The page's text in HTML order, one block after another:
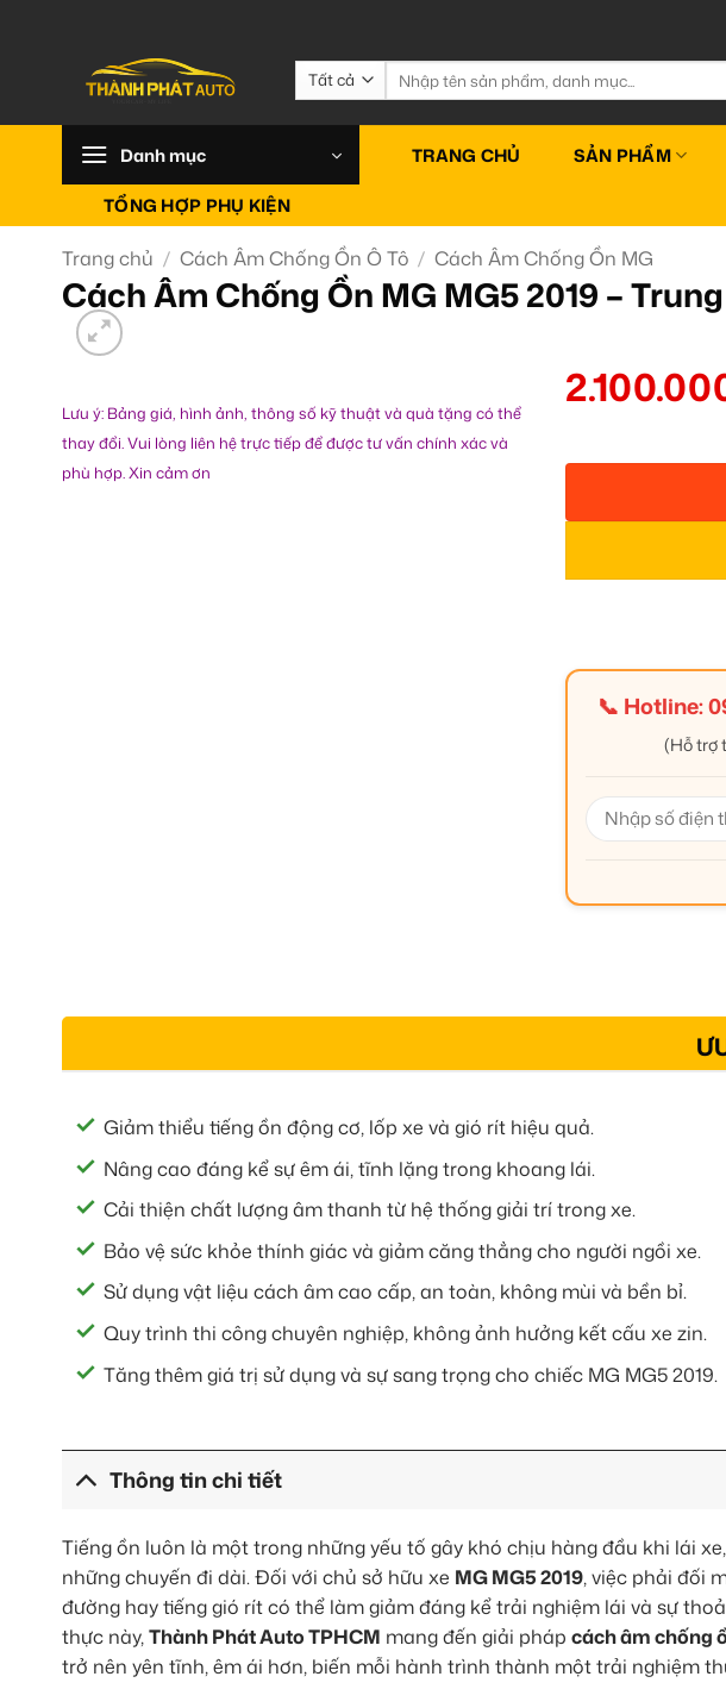
Tìm
kiếm:
Danh mục TRANG CHỦ SẢN PHẨM
TỔNG HỢP PHỤ KIỆN
Trang chủ / Cách Âm Chống Ồn Ô Tô / Cách Âm Chống Ồn MG
Cách Âm Chống Ồn MG MG5 2019 –
Lưu ý: Bảng giá, hình ảnh, thông số kỹ thuật và quà tặng có thể
thay đổi. Vui lòng liên hệ trực tiếp để được tư vấn chính xác và
phù hợp. Xin cảm ơn
📞 Hotline:
(Hỗ trợ
Giảm thiểu tiếng ồn động cơ, lốp xe và gió rít hiệu quả.
Nâng cao đáng kể sự êm ái, tĩnh lặng trong khoang lái.
Cải thiện chất lượng âm thanh từ hệ thống giải trí trong xe.
Bảo vệ sức khỏe thính giác và giảm căng thẳng cho người ngồi xe.
Sử dụng vật liệu cách âm cao cấp, an toàn, không mùi và bền bỉ.
Quy trình thi công chuyên nghiệp, không ảnh hưởng kết cấu xe zin.
Tăng thêm giá trị sử dụng và sự sang trọng cho chiếc MG MG5 2019.
Thông tin chi tiết
Tiếng ồn luôn là một trong những yếu tố gây khó chịu hàng đầu khi lái
những chuyến đi dài. Đối với chủ sở hữu xe MG MG5 2019, việc phải đối
đường hay tiếng gió rít có thể làm giảm đáng kể trải nghiệm lái và sự
thực này,Thành Phát Auto TPHCM mang đến giải pháp cách âm chống
trở nên yên tĩnh, êm ái hơn, biến mỗi hành trình thành một trải nghiệm